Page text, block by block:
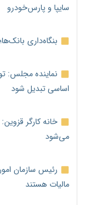
سایپا و پارس‌خودرو
بنگاه‌داری
نماینده مجلس:
اساسی تبدیل شود
خانه کارگر
می‌شود
رئیس سازمان
مالیات هستند